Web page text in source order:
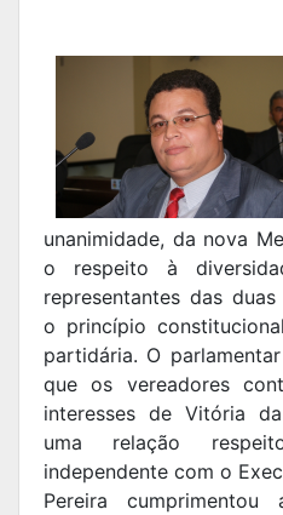
unanimidade, da nova
o respeito à
representantes das
o princípio
partidária. O
que os vereadores
interesses de Vitória
uma relação
independente com o
Pereira